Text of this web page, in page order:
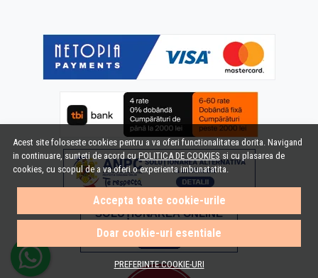
Acest site foloseste cookies pentru a va oferi functionalitatea dorita. Navigand
in continuare, sunteti de acord cuPOLITICA DE COOKIES si cu plasarea de
cookies, cu scopul de a va oferi o experienta imbunatatita.
Accepta toate cookie-urile
Doar cookie-uri esentiale
PREFERINTE COOKIE-URI